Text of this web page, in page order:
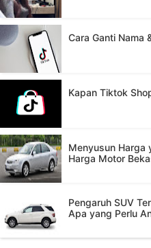
Cara Ganti Nama
Kapan Tiktok
Menyusun Harga
Harga Motor
Pengaruh SUV
Apa yang Perlu